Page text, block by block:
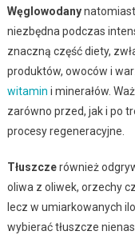
Węglowodanynatomiast
niezbędna podczas
znaczną część diety,
produktów, owoców i
witamin i minerałów.
zarówno przed, jak i po
procesy regeneracyjne.
Tłuszczerównież
oliwa z oliwek, orzechy
lecz w umiarkowanych
wybierać tłuszcze